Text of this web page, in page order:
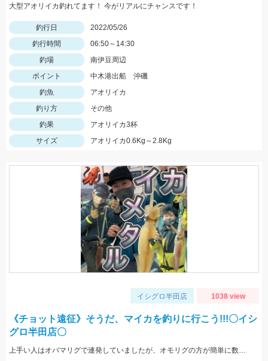
大型アオリイカ釣れてます！ 今がリアルにチャンスです！
釣行日
2022/05/26
釣行時間
06:50～14:30
釣場
南伊豆周辺
ポイント
中木港出船 沖磯
釣魚
アオリイカ
釣り方
その他
釣果
アオリイカ3杯
サイズ
アオリイカ0.6Kg～2.8Kg
イシグロ半田店 1038 view
《チョット遠征》そうだ、マイカを釣りに行こう!!!〇イシ
グロ半田店〇
上手い人はオバマリグで連発していましたが、オモリグの方が簡単に数を伸ばすことが出来ました!! オモリグ×スイスイドロッパーが大当たり!!